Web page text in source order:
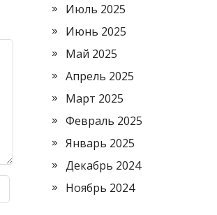
Июль 2025
Июнь 2025
Май 2025
Апрель 2025
Март 2025
Февраль 2025
Январь 2025
Декабрь 2024
Ноябрь 2024